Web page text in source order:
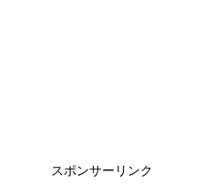
スポンサーリンク